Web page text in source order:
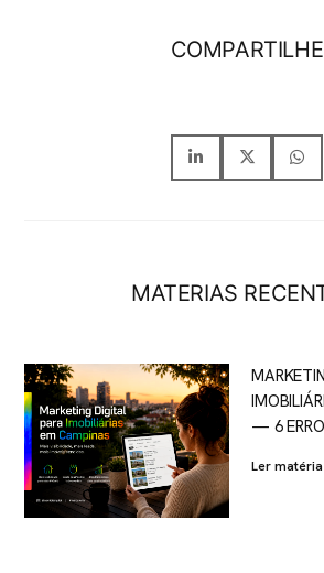
COMPARTILHE
MATERIAS
— 6
Ler matéria